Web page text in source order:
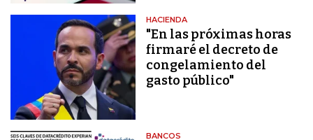
HACIENDA
"En las próximas horas
firmaré el decreto de
congelamiento del
gasto público"
BANCOS